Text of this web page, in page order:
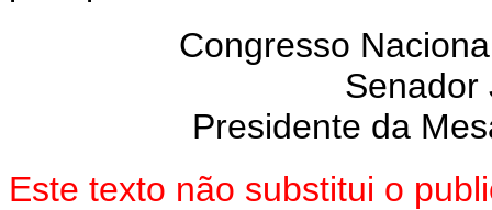
Congresso
Senador
Presidente da
Este texto não substitui o